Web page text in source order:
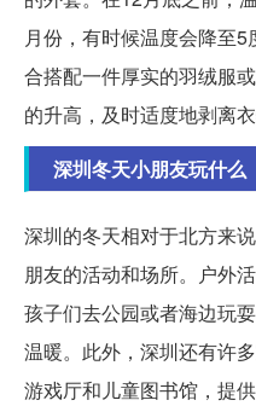
月份，有时候温度会降至
合搭配一件厚实的羽绒服
的升高，及时适度地剥离衣
深圳冬天小朋友玩什么
深圳的冬天相对于北方来
朋友的活动和场所。户外
孩子们去公园或者海边玩
温暖。此外，深圳还有许
游戏厅和儿童图书馆，提